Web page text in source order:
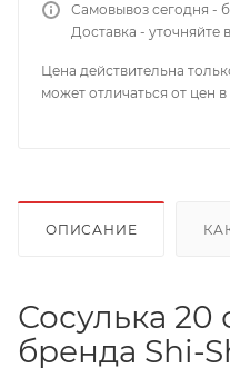
Самовывоз сегодня -
Доставка - уточняйте
Цена действительна
может отличаться от цен
ОПИСАНИЕ
Сосулька
бренда Shi-